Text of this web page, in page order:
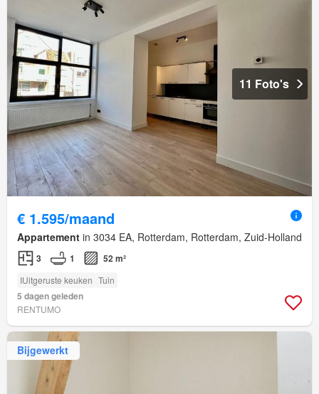
11 Foto's
€ 1.595/maand
Appartement in 3034 EA, Rotterdam, Rotterdam, Zuid-Holland
3 1 52 m²
IUitgeruste keuken Tuin
5 dagen geleden
RENTUMO
Bijgewerkt